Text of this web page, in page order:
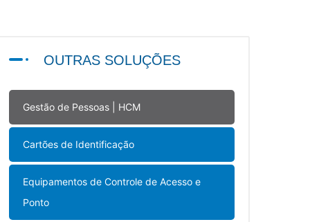
OUTRAS SOLUÇÕES
Gestão de Pessoas | HCM
Cartões de Identificação
Equipamentos de Controle de Acesso e
Ponto